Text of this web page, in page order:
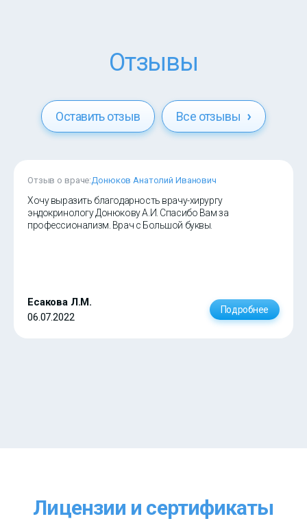
Отзывы
Оставить отзыв Все отзывы
Отзыв о враче:Донюков Анатолий Иванович
Хочу выразить благодарность врачу-хирургу
эндокринологу Донюкову А.И. Спасибо Вам за
профессионализм. Врач с Большой буквы.
Есакова Л.М.
06.07.2022
Подробнее
Лицензии и сертификаты